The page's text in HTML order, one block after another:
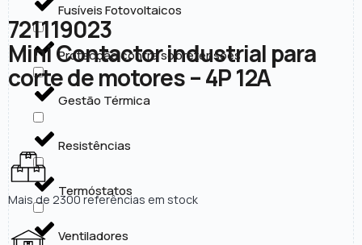
Fusíveis Fotovoltaicos
Protecção contra sobretensões
Gestão Térmica
Resistências
Termóstatos
Ventiladores
721119023
Mini Contactor industrial para
corte de motores – 4P 12A
Mais de 2300 referências em stock